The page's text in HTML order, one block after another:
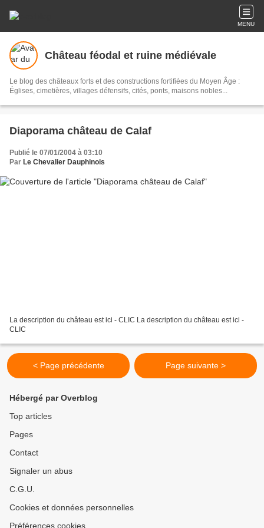
MENU
Château féodal et ruine médiévale
Le blog des châteaux forts et des constructions fortifiées du Moyen Âge :
Églises, cimetières, villages défensifs, cités, ponts, maisons nobles...
Diaporama château de Calaf
Publié le 07/01/2004 à 03:10
Par Le Chevalier Dauphinois
La description du château est ici - CLIC La description du château est ici -
CLIC
< Page précédente Page suivante >
Hébergé par Overblog
Top articles
Pages
Contact
Signaler un abus
C.G.U.
Cookies et données personnelles
Préférences cookies